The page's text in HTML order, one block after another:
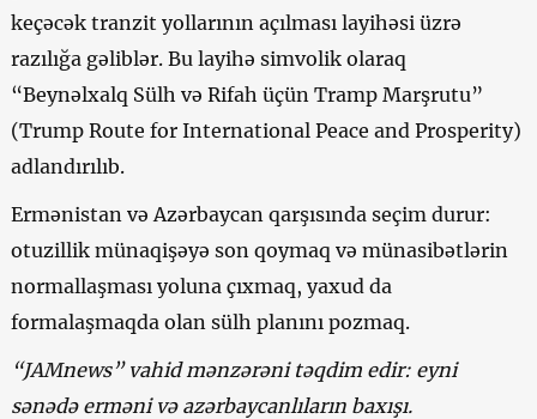
keçəcək tranzit yollarının açılması layihəsi üzrə
razılığa gəliblər. Bu layihə simvolik olaraq
“Beynəlxalq Sülh və Rifah üçün Tramp Marşrutu”
(Trump Route for International Peace and Prosperity)
adlandırılıb.
Ermənistan və Azərbaycan qarşısında seçim durur:
otuzillik münaqişəyə son qoymaq və münasibətlərin
normallaşması yoluna çıxmaq, yaxud da
formalaşmaqda olan sülh planını pozmaq.
“JAMnews” vahid mənzərəni təqdim edir: eyni
sənədə erməni və azərbaycanlıların baxışı.